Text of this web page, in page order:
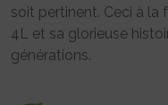
soit pertinent. Ceci à la
4L et sa glorieuse
générations.